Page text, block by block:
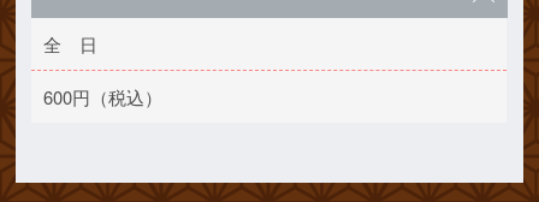
全 日
600円（税込）